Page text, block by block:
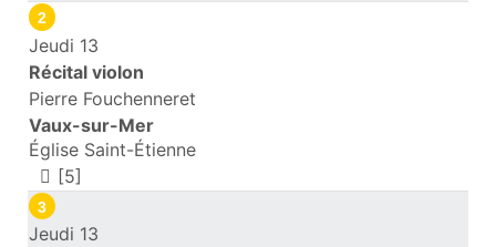
2
Jeudi 13
Récital violon
Pierre Fouchenneret
Vaux-sur-Mer
Église Saint-Étienne
[5]
3
Jeudi 13